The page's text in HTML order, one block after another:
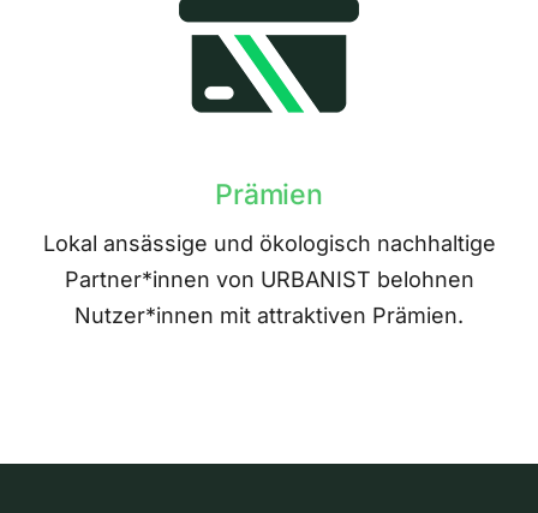
Prämien
Lokal ansässige und ökologisch nachhaltige
Partner*innen von URBANIST belohnen
Nutzer*innen mit attraktiven Prämien.